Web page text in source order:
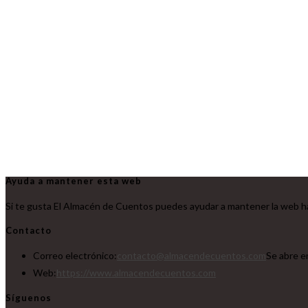
Ayuda a mantener esta web
Si te gusta El Almacén de Cuentos puedes ayudar a mantener la web
Contacto
Correo electrónico:
Se abre
Web:
Síguenos